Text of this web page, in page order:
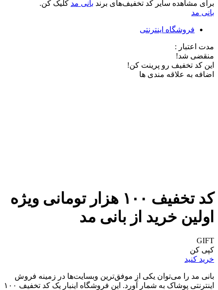
برای مشاهده سایر کد تخفیف‌های برند بانی مد کلیک کن.
بانی مد
فروشگاه اینترنتی
مدت اعتبار :
منقضی شد!
این کد تخفیف رو پرینت کن!
اضافه به علاقه مندی ها
کد تخفیف ۱۰۰ هزار تومانی ویژه
اولین خرید از بانی مد
GIFT
کپی کن
خرید کنید
بانی مد را می‌توان یکی از موفق‌ترین وبسایت‌ها در زمینه فروش
اینترنتی پوشاک به شمار آورد. این فروشگاه اینبار یک کد تخفیف ۱۰۰